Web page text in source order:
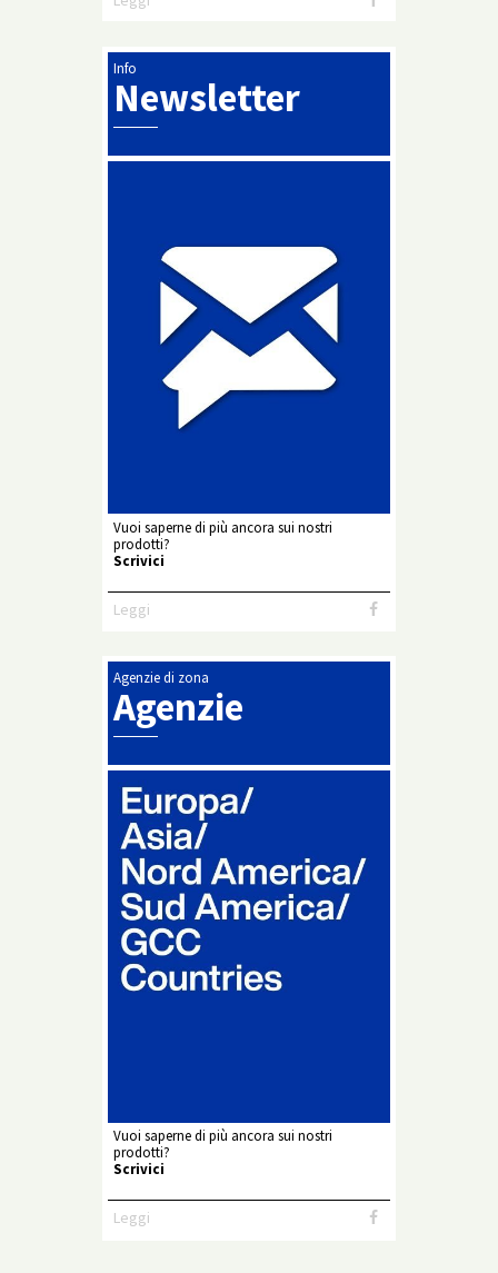
Info
Newsletter
Vuoi saperne di più ancora sui nostri
prodotti?
Scrivici
Leggi
Agenzie di zona
Agenzie
Vuoi saperne di più ancora sui nostri
prodotti?
Scrivici
Leggi